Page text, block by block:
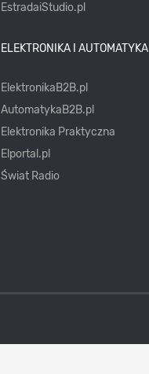
EstradaiStudio.pl
ELEKTRONIKA I AUTOMATYKA
ElektronikaB2B.pl
AutomatykaB2B.pl
Elektronika Praktyczna
Elportal.pl
Świat Radio